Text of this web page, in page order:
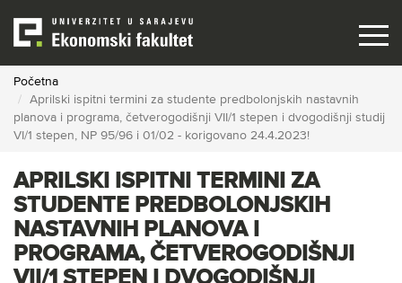
main
content
Početna
Aprilski ispitni termini za studente predbolonjskih nastavnih
planova i programa, četverogodišnji VII/1 stepen i dvogodišnji studij
VI/1 stepen, NP 95/96 i 01/02 - korigovano 24.4.2023!
APRILSKI ISPITNI TERMINI ZA
STUDENTE PREDBOLONJSKIH
NASTAVNIH PLANOVA I
PROGRAMA, ČETVEROGODIŠNJI